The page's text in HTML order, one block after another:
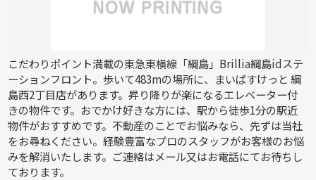
こだわりポイント満載の東急東横線「綱島」Brillia綱島idステ
ーションフロント。歩いて483mの場所に、まいばすけっと 綱
島西2丁目店があります。昇り降りが楽になるエレベーター付
きの物件です。おでかけ好きな方には、駅から徒歩1分の駅近
物件がおすすめです。不動産のことでお悩みなら、先ずは当社
をお尋ねください。経験豊富なプロのスタッフがお客様のお悩
みを解消いたします。ご連絡はメール又はお電話にてお待ちし
ております。